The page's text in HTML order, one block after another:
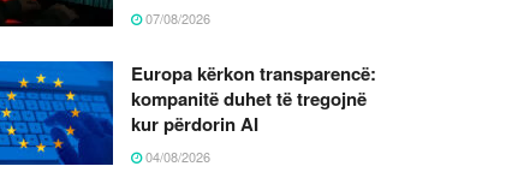
07/08/2026
Europa kërkon transparencë:
kompanitë duhet të tregojnë
kur përdorin AI
04/08/2026